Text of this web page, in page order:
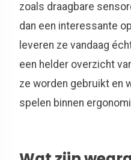
zoals draagbare
dan een interessante
leveren ze vandaag
een helder overzicht
ze worden gebruikt en
spelen binnen